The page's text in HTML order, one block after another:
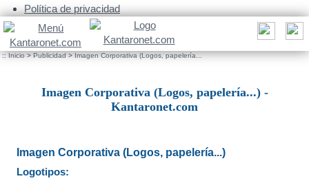
Política de privacidad
:: Inicio>Publicidad>Imagen Corporativa (Logos, papelería...
Imagen Corporativa (Logos, papelería...) -
Kantaronet.com
Imagen Corporativa (Logos, papelería...)
Logotipos: